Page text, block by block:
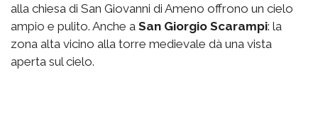
alla chiesa di San Giovanni di Ameno offrono un cielo
ampio e pulito. Anche a San Giorgio Scarampi: la
zona alta vicino alla torre medievale dà una vista
aperta sul cielo.